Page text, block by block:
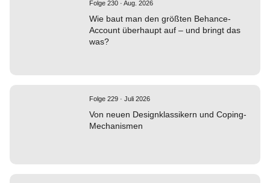
Folge 230 · Aug. 2026
Wie baut man den größten Behance-
Account überhaupt auf – und bringt das
was?
Folge 229 · Juli 2026
Von neuen Designklassikern und Coping-
Mechanismen